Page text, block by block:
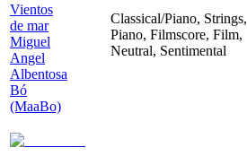
Vientos
de mar
Miguel
Angel
Albentosa
Bó
(MaaBo)
Classical/Piano, Strings,
Piano, Filmscore, Film,
Neutral, Sentimental